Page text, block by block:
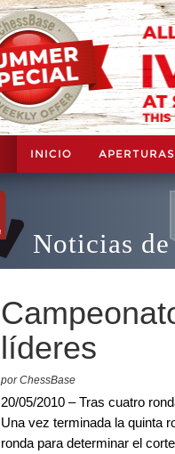
INICIO APERTURAS
Noticias de
líderes
por ChessBase
20/05/2010 – Tras cuatro
Una vez terminada la quinta
ronda para determinar el